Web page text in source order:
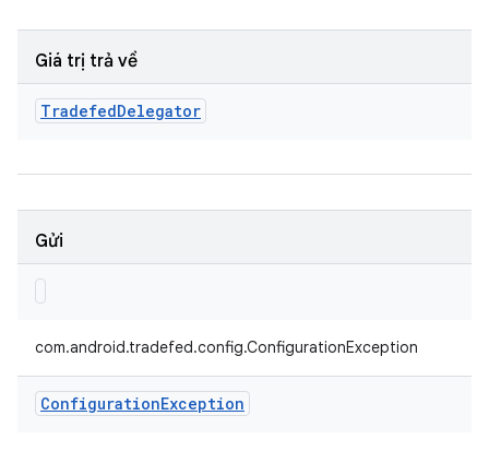
Giá trị trả về
TradefedDelegator
Gửi
com.android.tradefed.config.ConfigurationException
ConfigurationException